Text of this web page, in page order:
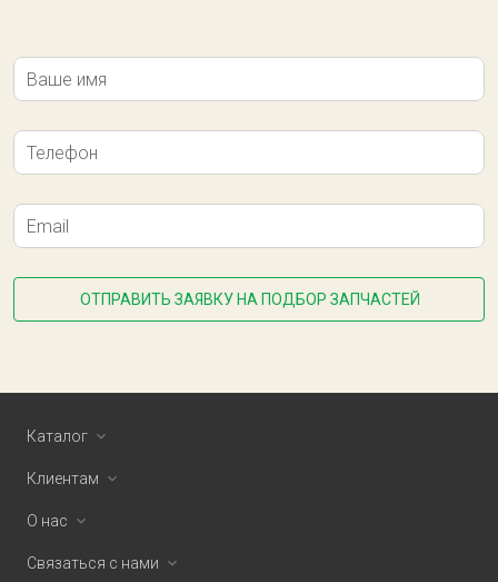
Ваше имя
Телефон
Email
ОТПРАВИТЬ ЗАЯВКУ НА ПОДБОР ЗАПЧАСТЕЙ
Каталог
Клиентам
О нас
Связаться с нами